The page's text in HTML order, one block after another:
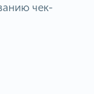
чек-